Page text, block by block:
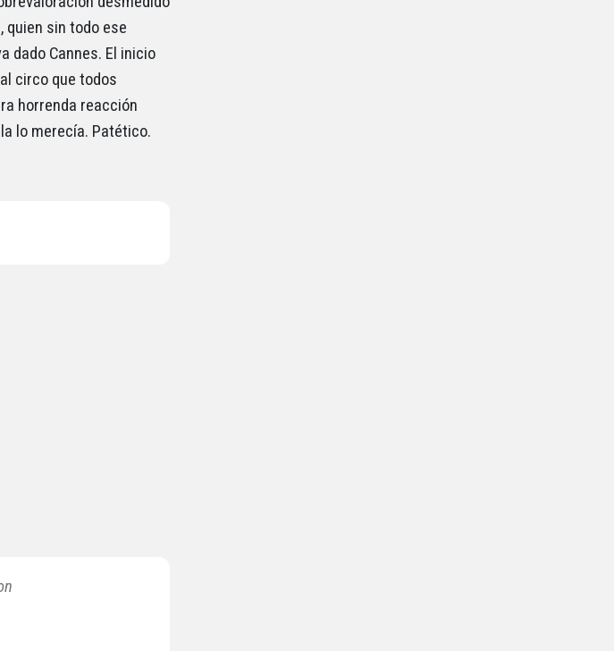
quien sin todo ese
dado Cannes. El inicio
circo que todos
horrenda reacción
lo merecía. Patético.